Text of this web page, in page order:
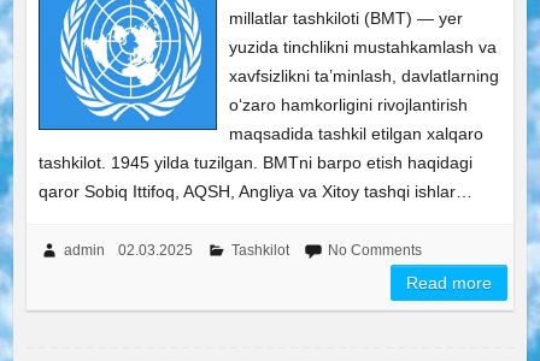
millatlar tashkiloti (BMT) — yer
yuzida tinchlikni mustahkamlash va
xavfsizlikni ta’minlash, davlatlarning
o‘zaro hamkorligini rivojlantirish
maqsadida tashkil etilgan xalqaro
tashkilot. 1945 yilda tuzilgan. BMTni barpo etish haqidagi
qaror Sobiq Ittifoq, AQSH, Angliya va Xitoy tashqi ishlar…
admin 02.03.2025 Tashkilot No Comments
Read more